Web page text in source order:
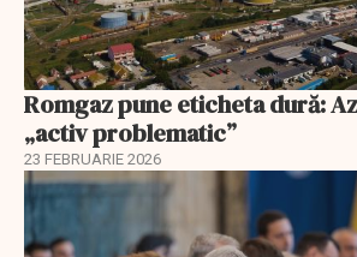
Romgaz pune eticheta dură:
„activ problematic”
23 FEBRUARIE 2026